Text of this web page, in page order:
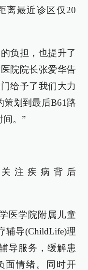
离最近诊区仅20
负担，也提升了
院院长张爱华告
给予了我们大力
策划到最后B61路
间。”
注疾病背后
医学院附属儿童
辅导(ChildLife)理
导服务，缓解患
面情绪。同时开